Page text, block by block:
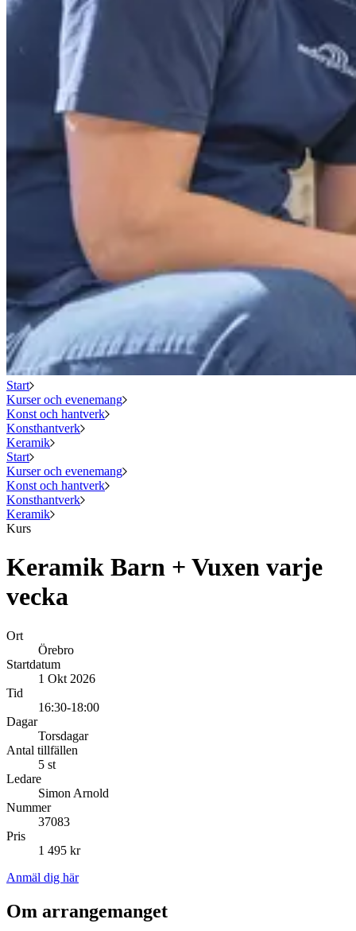
Start
Kurser och evenemang
Konst och hantverk
Konsthantverk
Keramik
Start
Kurser och evenemang
Konst och hantverk
Konsthantverk
Keramik
Kurs
Keramik Barn + Vuxen varje
vecka
Ort
Örebro
Startdatum
1 Okt 2026
Tid
16:30-18:00
Dagar
Torsdagar
Antal tillfällen
5 st
Ledare
Simon Arnold
Nummer
37083
Pris
1 495 kr
Anmäl dig här
Om arrangemanget